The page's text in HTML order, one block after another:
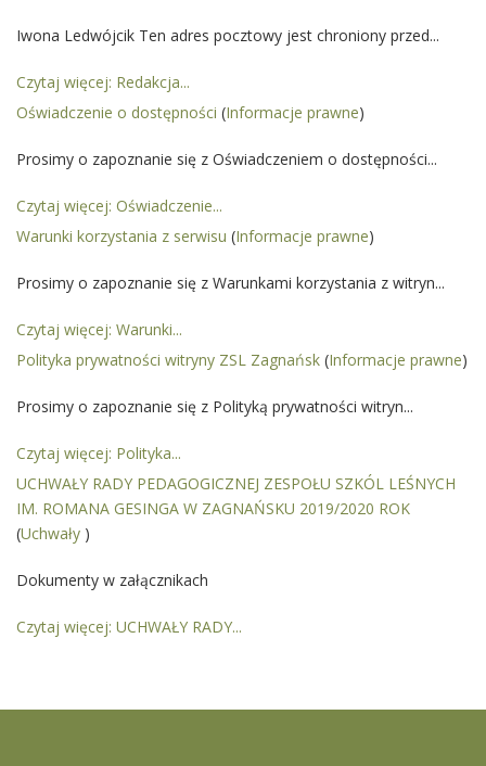
Iwona Ledwójcik Ten adres pocztowy jest chroniony przed...
Czytaj więcej: Redakcja...
Oświadczenie o dostępności (Informacje prawne)
Prosimy o zapoznanie się z Oświadczeniem o dostępności...
Czytaj więcej: Oświadczenie...
Warunki korzystania z serwisu (Informacje prawne)
Prosimy o zapoznanie się z Warunkami korzystania z witryn...
Czytaj więcej: Warunki...
Polityka prywatności witryny ZSL Zagnańsk (Informacje prawne)
Prosimy o zapoznanie się z Polityką prywatności witryn...
Czytaj więcej: Polityka...
UCHWAŁY RADY PEDAGOGICZNEJ ZESPOŁU SZKÓL LEŚNYCH
IM. ROMANA GESINGA W ZAGNAŃSKU 2019/2020 ROK
(Uchwały )
Dokumenty w załącznikach
Czytaj więcej: UCHWAŁY RADY...